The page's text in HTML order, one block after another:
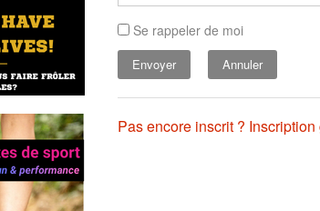
Se rappeler de moi
Annuler
Pas encore inscrit ? Inscription